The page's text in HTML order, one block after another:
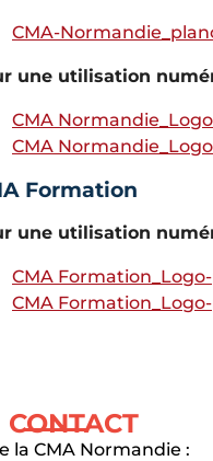
CMA-
une utilisation
CMA
CMA
Formation
une utilisation
CMA
CMA
CONTACT
la CMA Normandie :